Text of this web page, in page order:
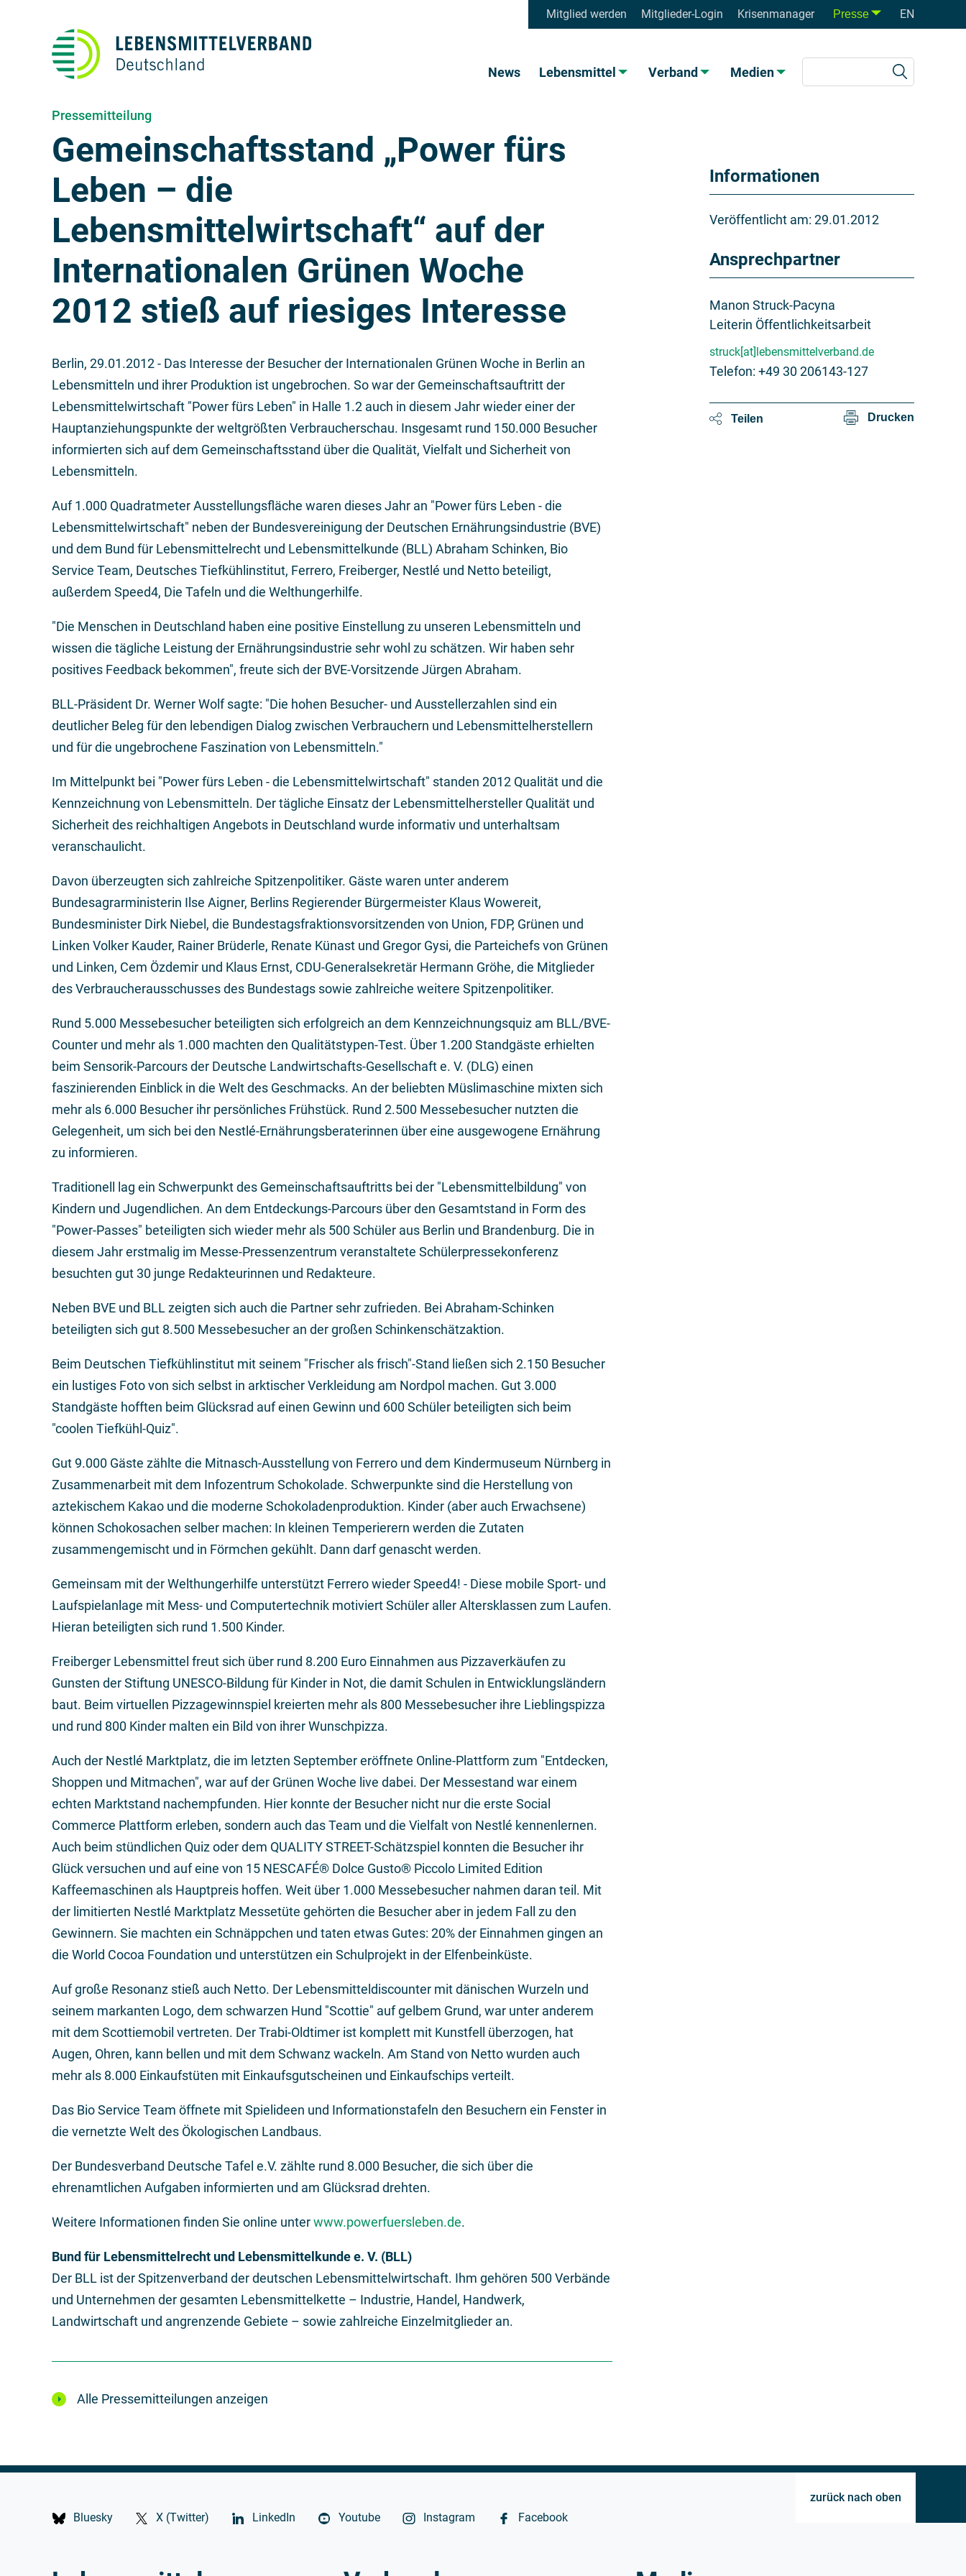
Mitglied werden Mitglieder-Login Krisenmanager Presse EN
News Lebensmittel Verband Medien
Pressemitteilung
Gemeinschaftsstand „Power fürs
Leben – die
Lebensmittelwirtschaft“ auf der
Internationalen Grünen Woche
2012 stieß auf riesiges Interesse
Berlin, 29.01.2012- Das Interesse der Besucher der Internationalen Grünen Woche in Berlin an
Lebensmitteln und ihrer Produktion ist ungebrochen. So war der Gemeinschaftsauftritt der
Lebensmittelwirtschaft "Power fürs Leben" in Halle 1.2 auch in diesem Jahr wieder einer der
Hauptanziehungspunkte der weltgrößten Verbraucherschau. Insgesamt rund 150.000 Besucher
informierten sich auf dem Gemeinschaftsstand über die Qualität, Vielfalt und Sicherheit von
Lebensmitteln.
Auf 1.000 Quadratmeter Ausstellungsfläche waren dieses Jahr an "Power fürs Leben - die
Lebensmittelwirtschaft" neben der Bundesvereinigung der Deutschen Ernährungsindustrie (BVE)
und dem Bund für Lebensmittelrecht und Lebensmittelkunde (BLL) Abraham Schinken, Bio
Service Team, Deutsches Tiefkühlinstitut, Ferrero, Freiberger, Nestlé und Netto beteiligt,
außerdem Speed4, Die Tafeln und die Welthungerhilfe.
"Die Menschen in Deutschland haben eine positive Einstellung zu unseren Lebensmitteln und
wissen die tägliche Leistung der Ernährungsindustrie sehr wohl zu schätzen. Wir haben sehr
positives Feedback bekommen", freute sich der BVE-Vorsitzende Jürgen Abraham.
BLL-Präsident Dr. Werner Wolf sagte: "Die hohen Besucher- und Ausstellerzahlen sind ein
deutlicher Beleg für den lebendigen Dialog zwischen Verbrauchern und Lebensmittelherstellern
und für die ungebrochene Faszination von Lebensmitteln."
Im Mittelpunkt bei "Power fürs Leben - die Lebensmittelwirtschaft" standen 2012 Qualität und die
Kennzeichnung von Lebensmitteln. Der tägliche Einsatz der Lebensmittelhersteller Qualität und
Sicherheit des reichhaltigen Angebots in Deutschland wurde informativ und unterhaltsam
veranschaulicht.
Davon überzeugten sich zahlreiche Spitzenpolitiker. Gäste waren unter anderem
Bundesagrarministerin Ilse Aigner, Berlins Regierender Bürgermeister Klaus Wowereit,
Bundesminister Dirk Niebel, die Bundestagsfraktionsvorsitzenden von Union, FDP, Grünen und
Linken Volker Kauder, Rainer Brüderle, Renate Künast und Gregor Gysi, die Parteichefs von Grünen
und Linken, Cem Özdemir und Klaus Ernst, CDU-Generalsekretär Hermann Gröhe, die Mitglieder
des Verbraucherausschusses des Bundestags sowie zahlreiche weitere Spitzenpolitiker.
Rund 5.000 Messebesucher beteiligten sich erfolgreich an dem Kennzeichnungsquiz am BLL/BVE-
Counter und mehr als 1.000 machten den Qualitätstypen-Test. Über 1.200 Standgäste erhielten
beim Sensorik-Parcours der Deutsche Landwirtschafts-Gesellschaft e. V. (DLG) einen
faszinierenden Einblick in die Welt des Geschmacks. An der beliebten Müslimaschine mixten sich
mehr als 6.000 Besucher ihr persönliches Frühstück. Rund 2.500 Messebesucher nutzten die
Gelegenheit, um sich bei den Nestlé-Ernährungsberaterinnen über eine ausgewogene Ernährung
zu informieren.
Traditionell lag ein Schwerpunkt des Gemeinschaftsauftritts bei der "Lebensmittelbildung" von
Kindern und Jugendlichen. An dem Entdeckungs-Parcours über den Gesamtstand in Form des
"Power-Passes" beteiligten sich wieder mehr als 500 Schüler aus Berlin und Brandenburg. Die in
diesem Jahr erstmalig im Messe-Pressenzentrum veranstaltete Schülerpressekonferenz
besuchten gut 30 junge Redakteurinnen und Redakteure.
Neben BVE und BLL zeigten sich auch die Partner sehr zufrieden. Bei Abraham-Schinken
beteiligten sich gut 8.500 Messebesucher an der großen Schinkenschätzaktion.
Beim Deutschen Tiefkühlinstitut mit seinem "Frischer als frisch"-Stand ließen sich 2.150 Besucher
ein lustiges Foto von sich selbst in arktischer Verkleidung am Nordpol machen. Gut 3.000
Standgäste hofften beim Glücksrad auf einen Gewinn und 600 Schüler beteiligten sich beim
"coolen Tiefkühl-Quiz".
Gut 9.000 Gäste zählte die Mitnasch-Ausstellung von Ferrero und dem Kindermuseum Nürnberg in
Zusammenarbeit mit dem Infozentrum Schokolade. Schwerpunkte sind die Herstellung von
aztekischem Kakao und die moderne Schokoladenproduktion. Kinder (aber auch Erwachsene)
können Schokosachen selber machen: In kleinen Temperierern werden die Zutaten
zusammengemischt und in Förmchen gekühlt. Dann darf genascht werden.
Gemeinsam mit der Welthungerhilfe unterstützt Ferrero wieder Speed4! - Diese mobile Sport- und
Laufspielanlage mit Mess- und Computertechnik motiviert Schüler aller Altersklassen zum Laufen.
Hieran beteiligten sich rund 1.500 Kinder.
Freiberger Lebensmittel freut sich über rund 8.200 Euro Einnahmen aus Pizzaverkäufen zu
Gunsten der Stiftung UNESCO-Bildung für Kinder in Not, die damit Schulen in Entwicklungsländern
baut. Beim virtuellen Pizzagewinnspiel kreierten mehr als 800 Messebesucher ihre Lieblingspizza
und rund 800 Kinder malten ein Bild von ihrer Wunschpizza.
Auch der Nestlé Marktplatz, die im letzten September eröffnete Online-Plattform zum "Entdecken,
Shoppen und Mitmachen", war auf der Grünen Woche live dabei. Der Messestand war einem
echten Marktstand nachempfunden. Hier konnte der Besucher nicht nur die erste Social
Commerce Plattform erleben, sondern auch das Team und die Vielfalt von Nestlé kennenlernen.
Auch beim stündlichen Quiz oder dem QUALITY STREET-Schätzspiel konnten die Besucher ihr
Glück versuchen und auf eine von 15 NESCAFÉ® Dolce Gusto® Piccolo Limited Edition
Kaffeemaschinen als Hauptpreis hoffen. Weit über 1.000 Messebesucher nahmen daran teil. Mit
der limitierten Nestlé Marktplatz Messetüte gehörten die Besucher aber in jedem Fall zu den
Gewinnern. Sie machten ein Schnäppchen und taten etwas Gutes: 20% der Einnahmen gingen an
die World Cocoa Foundation und unterstützen ein Schulprojekt in der Elfenbeinküste.
Auf große Resonanz stieß auch Netto. Der Lebensmitteldiscounter mit dänischen Wurzeln und
seinem markanten Logo, dem schwarzen Hund "Scottie" auf gelbem Grund, war unter anderem
mit dem Scottiemobil vertreten. Der Trabi-Oldtimer ist komplett mit Kunstfell überzogen, hat
Augen, Ohren, kann bellen und mit dem Schwanz wackeln. Am Stand von Netto wurden auch
mehr als 8.000 Einkaufstüten mit Einkaufsgutscheinen und Einkaufschips verteilt.
Das Bio Service Team öffnete mit Spielideen und Informationstafeln den Besuchern ein Fenster in
die vernetzte Welt des Ökologischen Landbaus.
Der Bundesverband Deutsche Tafel e.V. zählte rund 8.000 Besucher, die sich über die
ehrenamtlichen Aufgaben informierten und am Glücksrad drehten.
Weitere Informationen finden Sie online unterwww.powerfuersleben.de.
Bund für Lebensmittelrecht und Lebensmittelkunde e. V. (BLL)
Der BLL ist der Spitzenverband der deutschen Lebensmittelwirtschaft. Ihm gehören 500 Verbände
und Unternehmen der gesamten Lebensmittelkette – Industrie, Handel, Handwerk,
Landwirtschaft und angrenzende Gebiete – sowie zahlreiche Einzelmitglieder an.
Alle Pressemitteilungen anzeigen
Informationen
Veröffentlicht am: 29.01.2012
Ansprechpartner
Manon Struck-Pacyna
Leiterin Öffentlichkeitsarbeit
struck[at]lebensmittelverband.de
Telefon: +49 30 206143-127
Teilen Drucken
zurück nach oben
Bluesky
X (Twitter) LinkedIn Youtube Instagram Facebook